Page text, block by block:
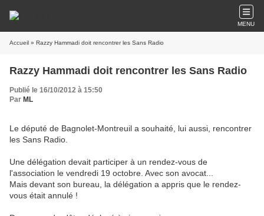
MENU
Accueil » Razzy Hammadi doit rencontrer les Sans Radio
Razzy Hammadi doit rencontrer les Sans Radio
Publié le 16/10/2012 à 15:50
Par ML
Le député de Bagnolet-Montreuil a souhaité, lui aussi, rencontrer
les Sans Radio.
Une délégation devait participer à un rendez-vous de
l'association le vendredi 19 octobre. Avec son avocat...
Mais devant son bureau, la délégation a appris que le rendez-
vous était annulé !